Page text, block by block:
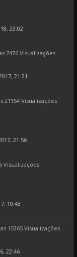
23:02
7476 Visualizações
21:21
21154 Visualizações
21:56
Visualizações
10:43
15365 Visualizações
22:46